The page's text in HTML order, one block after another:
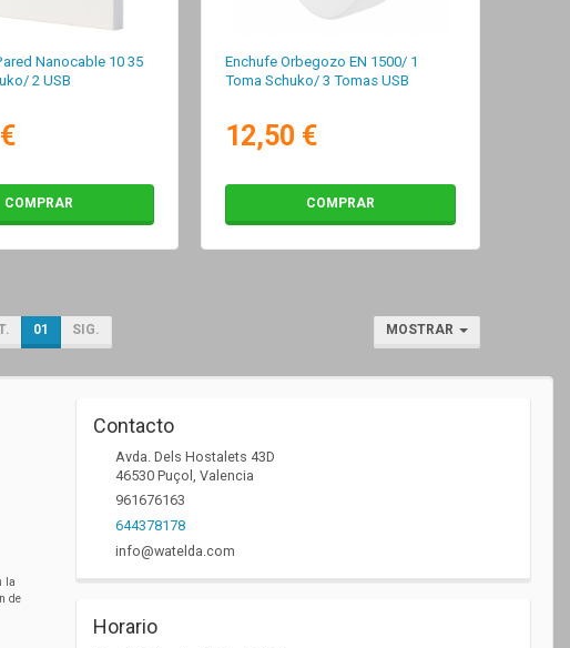
Nanocable 10 35
2 USB
COMPRAR
Enchufe Orbegozo EN 1500/ 1
Toma Schuko/ 3 Tomas USB
12,50 €
COMPRAR
01 SIG. MOSTRAR
la
de
Contacto
Avda. Dels Hostalets 43D
46530 Puçol , Valencia
961676163
644378178
info@watelda.com
Horario